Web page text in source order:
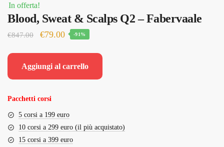
In offerta!
Blood, Sweat & Scalps Q2 – Fabervaale
€847.00
Il
originale
€79.00Il
-91%
Aggiungi al carrello
Pacchetti corsi
5 corsi a 199 euro
10 corsi a 299 euro (il più acquistato)
15 corsi a 399 euro